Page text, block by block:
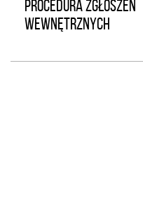
PROCEDURA ZGŁOSZEŃ
WEWNĘTRZNYCH